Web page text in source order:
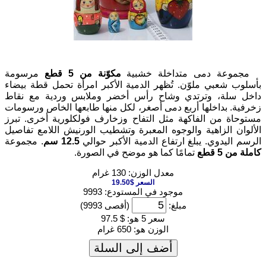
مجموعة دمى متداخلة خشبيةمكوّنة من 5 قطع
مرسومة
شعبي ملوّن. تُظهر الدمية الأكبر امرأة تحمل قطة بيضاء
سلة، وترتدي وشاح رأس أخضر وملابس وردية مع نقاط
بداخلها أربع دمى أصغر، لكل منها طابعها الخاص ورسومات
من الفاكهة مثل التفاح وزخارف فولكلورية أخرى. تبرز
الزاهية والوجوه المعبرة وتشطيب الورنيش اللامع تفاصيل
اليدوي. يبلغ ارتفاع الدمية الأكبر حوالي 12.5 سم
. مجموعة
من 5 قطع
تمامًا كما هو موضح في الصورة.
معدل الوزن: 130 غرام
السعر $19.50
موجود في المستودع: 9993
مبلغ:
(أقصى 9993)
سعر 5 هو:
$ 97.5
الوزن هو:650 غرام
أضف إلى السلة